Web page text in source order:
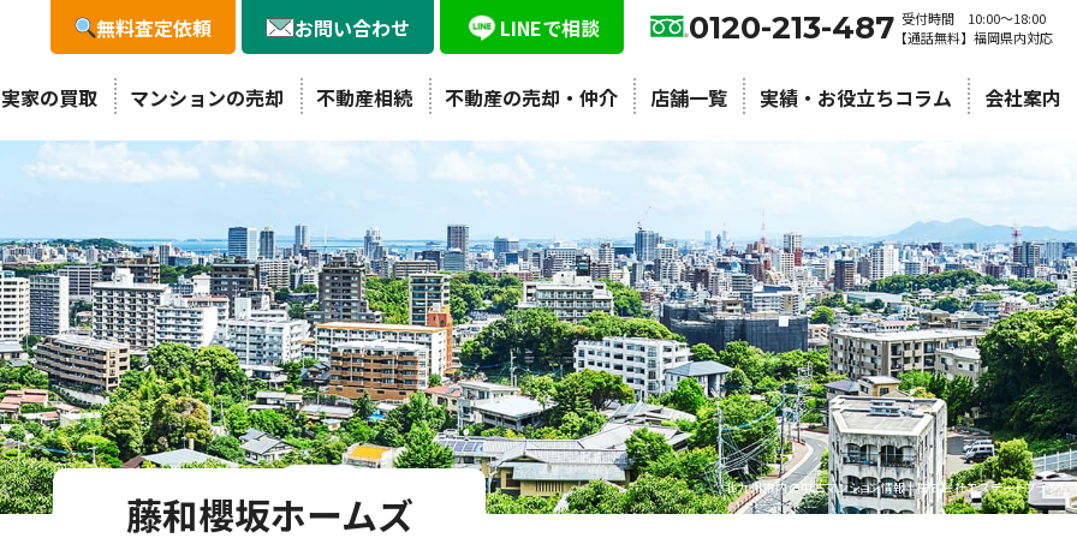
無料査定依頼 お問い合わせ LINEで相談 0120-213-487 受付時間 10:00〜18:00
【通話無料】福岡県内対応
家の買取 マンションの売却 不動産相続 不動産の売却・仲介 店舗一覧 実績・お役立ちコラム 会社案内
北九州市内の中古マンション情報 | 株式会社エステートプラン
藤和櫻坂ホームズ